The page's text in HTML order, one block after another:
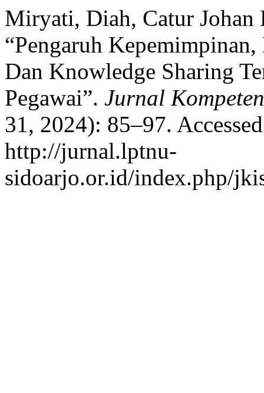
Miryati, Diah, Catur Johan
“Pengaruh
Dan Knowledge Sharing
Pegawai”. Jurnal
31, 2024): 85–97.
http://jurnal.lptnu-
sidoarjo.or.id/index.php/